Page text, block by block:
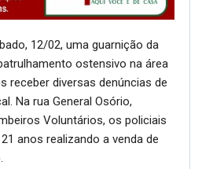
12/02, uma guarnição da
ostensivo na área
receber diversas denúncias de
Na rua General Osório,
Voluntários, os policiais
anos realizando a venda de